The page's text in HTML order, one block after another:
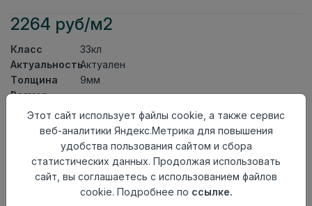
2264 руб/м2
Класс
33кл
АктуальностьАктуален
Толщина
9мм
Размер
доски
Теплый пол
до +27 градусов
4V
Страна
Россия
Этот сайт использует файлы cookie, а также сервис
веб-аналитики Яндекс.Метрика для повышения
удобства пользования сайтом и сбора
статистических данных. Продолжая использовать
сайт, вы соглашаетесь с использованием файлов
cookie. Подробнее по ссылке.